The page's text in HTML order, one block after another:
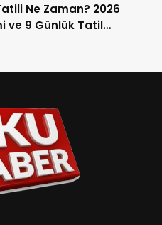
Ne Zaman? 2026
ve 9 Günlük Tatil